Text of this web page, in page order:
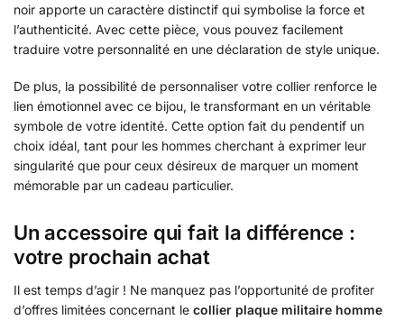
noir apporte un caractère distinctif qui symbolise la force et
l’authenticité. Avec cette pièce, vous pouvez facilement
traduire votre personnalité en une déclaration de style unique.
De plus, la possibilité de personnaliser votre collier renforce le
lien émotionnel avec ce bijou, le transformant en un véritable
symbole de votre identité. Cette option fait du pendentif un
choix idéal, tant pour les hommes cherchant à exprimer leur
singularité que pour ceux désireux de marquer un moment
mémorable par un cadeau particulier.
Un accessoire qui fait la différence :
votre prochain achat
Il est temps d’agir ! Ne manquez pas l’opportunité de profiter
d’offres limitées concernant le collier plaque militaire homme